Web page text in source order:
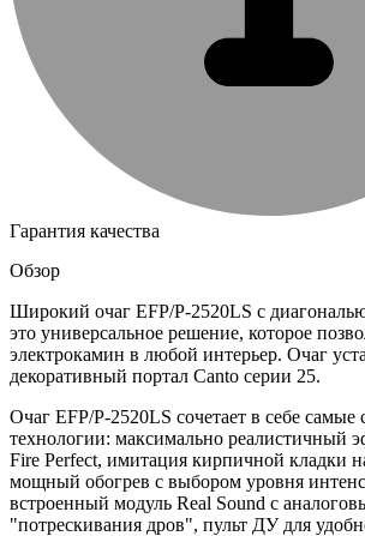
Гарантия качества
Обзор
Широкий очаг EFP/P-2520LS с
это универсальное решение, которое
электрокамин в любой интерьер. Очаг
декоративный портал Canto серии 25.
Очаг EFP/P-2520LS сочетает в себе самые
технологии: максимально реалистичный
Fire Perfect, имитация кирпичной кладки
мощный обогрев с выбором уровня
встроенный модуль Real Sound с
"потрескивания дров", пульт ДУ для